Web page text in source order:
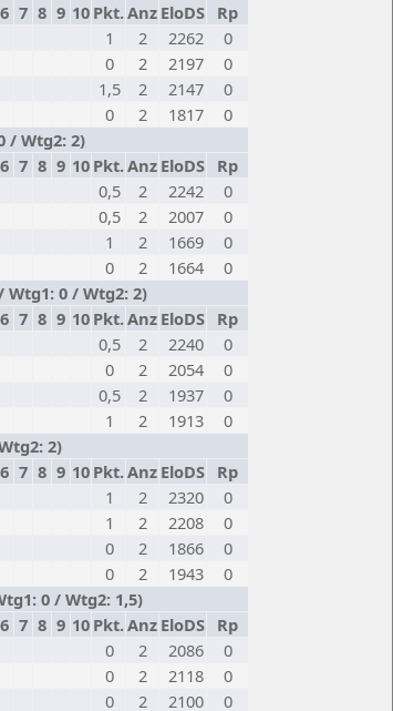
6 7 8 9 10 Pkt.Anz EloDS Rp
1 2 2262
0
0 2 2197
0
1,5 2 2147
0
0 2 1817
0
/ Wtg2: 2)
6 7 8 9 10 Pkt.Anz EloDS Rp
0,5 2 2242
0
0,5 2 2007
0
1 2 1669
0
0 2 1664
0
0 / Wtg2: 2)
6 7 8 9 10 Pkt.Anz EloDS Rp
0,5 2 2240
0
0 2 2054
0
0,5 2 1937
0
1 2 1913
0
2)
6 7 8 9 10 Pkt.Anz EloDS Rp
1 2 2320
0
1 2 2208
0
0 2 1866
0
0 2 1943
0
0 / Wtg2: 1,5)
6 7 8 9 10 Pkt.Anz EloDS Rp
0 2 2086
0
0 2 2118
0
0 2 2100 0